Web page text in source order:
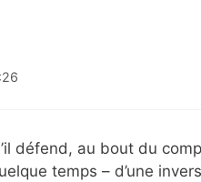
défend, au bout du
temps – d’une